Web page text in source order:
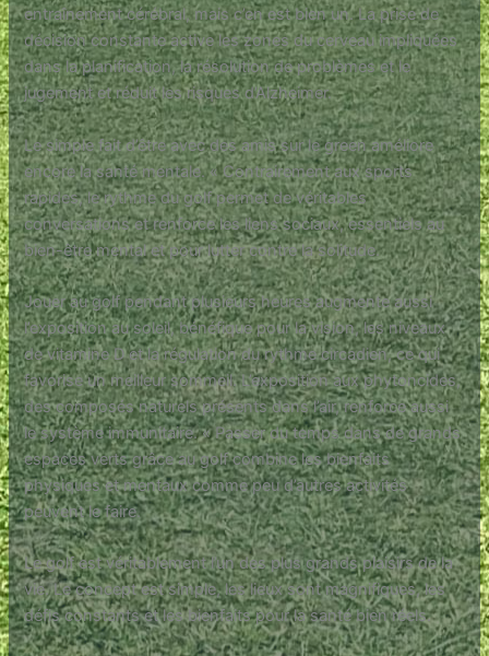
entraînement cérébral, mais c’en est bien un. La prise de
décision constante active les zones du cerveau impliquées
dans la planification, la résolution de problèmes et le
jugement et réduit les risques d’Alzheimer.
Le simple fait d’être avec des amis sur le green améliore
encore la santé mentale. « Contrairement aux sports
rapides, le rythme du golf permet de véritables
conversations et renforce les liens sociaux, essentiels au
bien-être mental et pour lutter contre la solitude.
Jouer au golf pendant plusieurs heures augmente aussi
l’exposition au soleil, bénéfique pour la vision, les niveaux
de vitamine D et la régulation du rythme circadien, ce qui
favorise un meilleur sommeil. L’exposition aux phytoncides,
des composés naturels présents dans l’air, renforce aussi
le système immunitaire. « Passer du temps dans de grands
espaces verts grâce au golf combine les bienfaits
physiques et mentaux comme peu d’autres activités
peuvent le faire.
Le golf est véritablement l’un des plus grands plaisirs de la
vie. Le concept est simple, les lieux sont magnifiques, les
défis constants et les bienfaits pour la santé bien réels.